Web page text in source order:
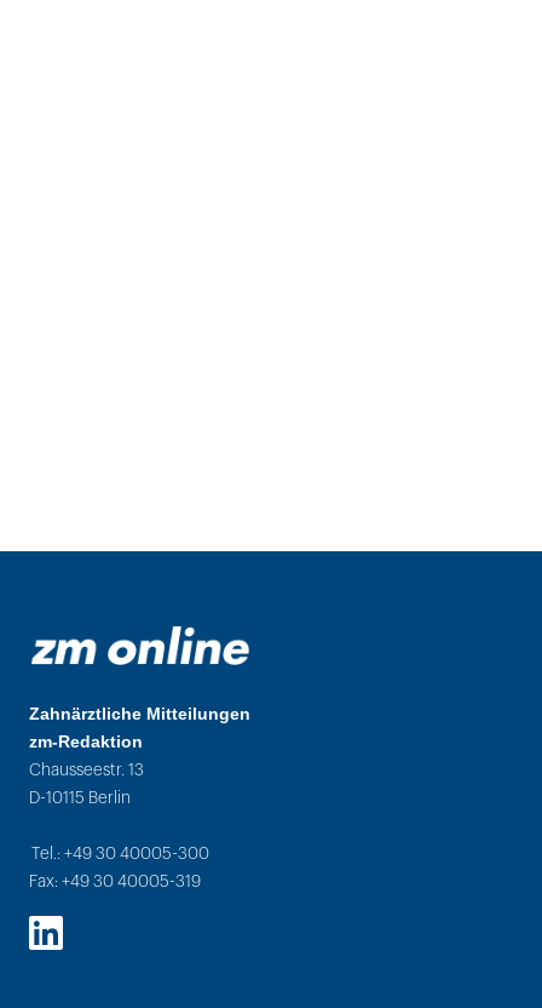
Zahnärztliche Mitteilungen
zm-Redaktion
Chausseestr. 13
D-10115 Berlin
Tel.: +49 30 40005-300
Fax: +49 30 40005-319
LinkedIn